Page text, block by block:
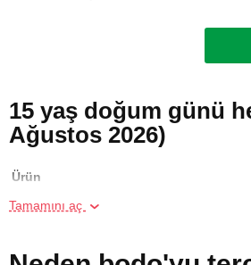
15 yaş doğum günü
Ağustos 2026)
Ürün
Tamamını aç